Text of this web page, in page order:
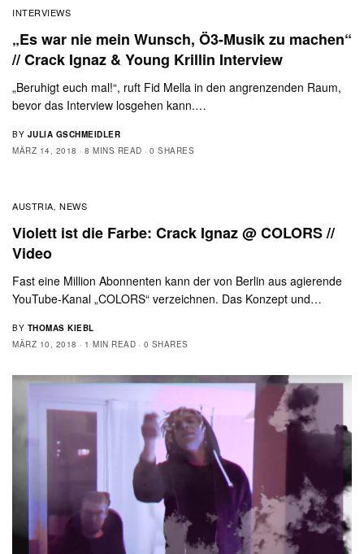
INTERVIEWS
„Es war nie mein Wunsch, Ö3-Musik zu machen“
// Crack Ignaz & Young Krillin Interview
„Beruhigt euch mal!“, ruft Fid Mella in den angrenzenden Raum,
bevor das Interview losgehen kann.…
BY JULIA GSCHMEIDLER
MÄRZ 14, 2018
8 MINS READ 0 SHARES
AUSTRIA, NEWS
Violett ist die Farbe: Crack Ignaz @ COLORS //
Video
Fast eine Million Abonnenten kann der von Berlin aus agierende
YouTube-Kanal „COLORS“ verzeichnen. Das Konzept und…
BY THOMAS KIEBL
MÄRZ 10, 2018
1 MIN READ 0 SHARES